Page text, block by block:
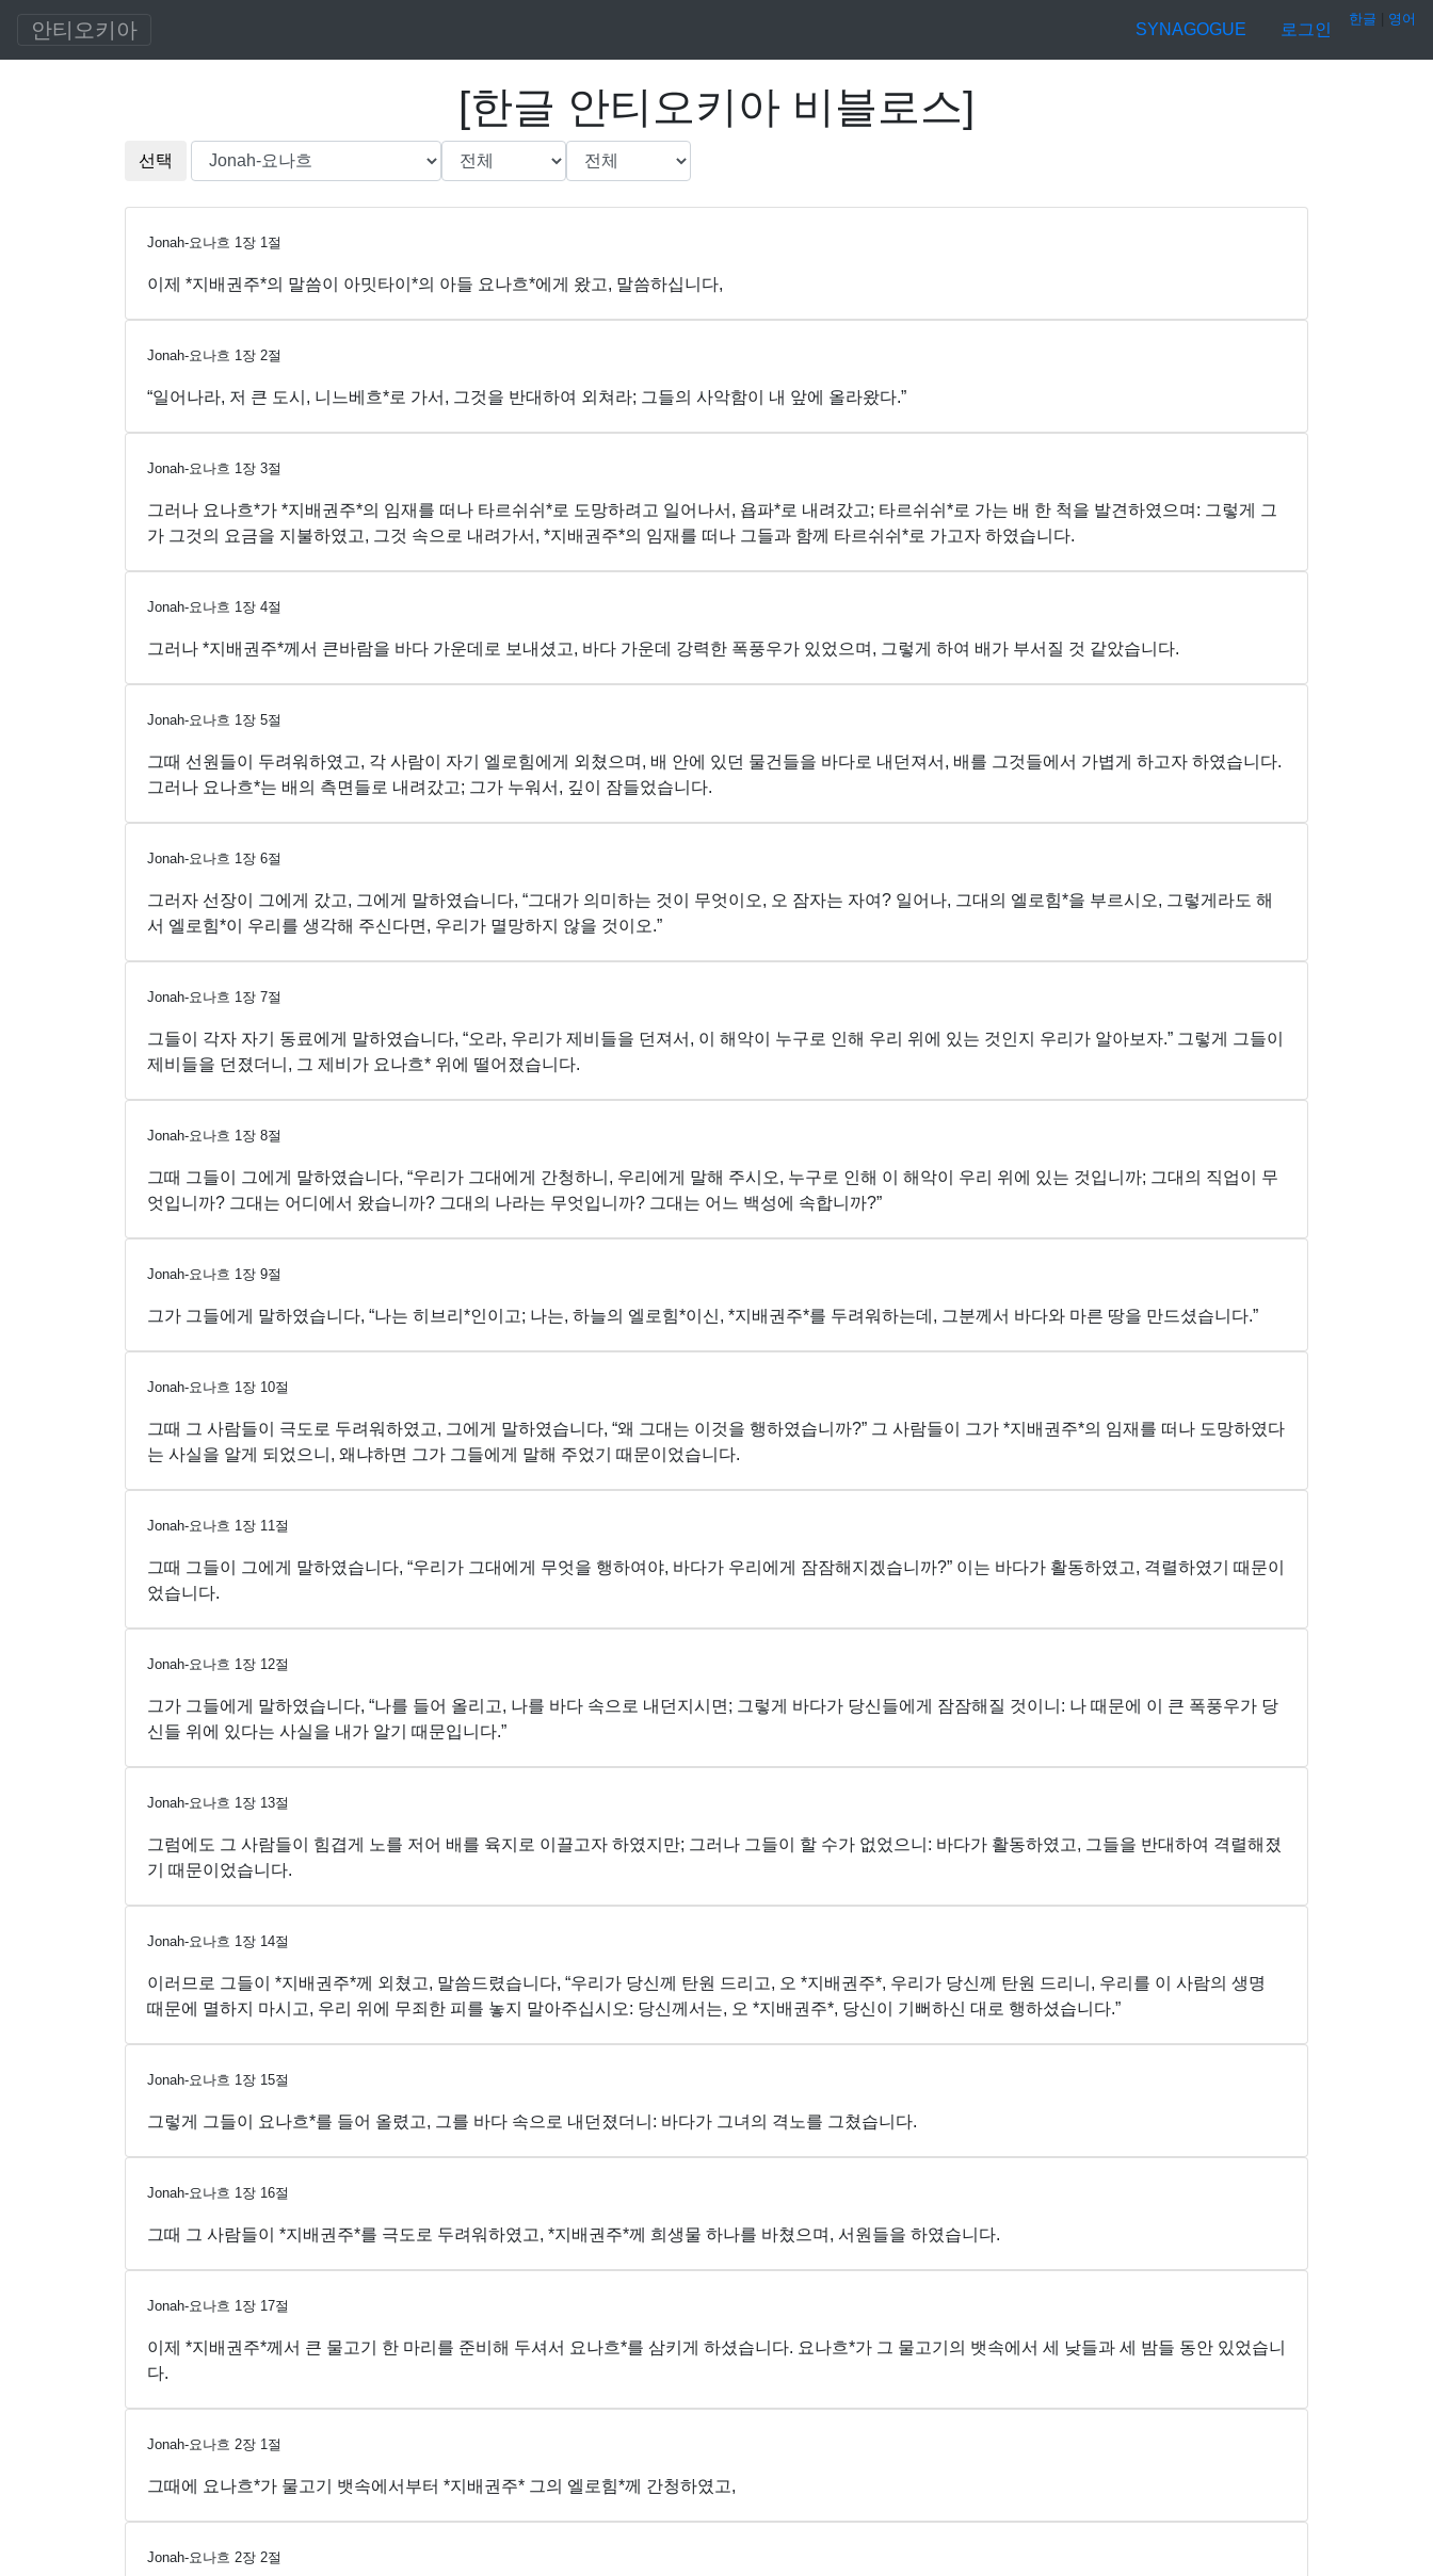
안티오키아 SYNAGOGUE 로그인
한글 영어
[한글 안티오키아 비블로스]
선택
Jonah-요나흐 1장 1절
이제 *지배권주*의 말씀이 아밋타이*의 아들 요나흐*에게 왔고, 말씀하십니다,
Jonah-요나흐 1장 2절
“일어나라, 저 큰 도시, 니느베흐*로 가서, 그것을 반대하여 외쳐라; 그들의 사악함이 내 앞에 올라왔다.”
Jonah-요나흐 1장 3절
그러나 요나흐*가 *지배권주*의 임재를 떠나 타르쉬쉬*로 도망하려고 일어나서, 욥파*로 내려갔고; 타르쉬쉬*로 가는 배 한 척을 발견하였으며: 그렇게 그
가 그것의 요금을 지불하였고, 그것 속으로 내려가서, *지배권주*의 임재를 떠나 그들과 함께 타르쉬쉬*로 가고자 하였습니다.
Jonah-요나흐 1장 4절
그러나 *지배권주*께서 큰바람을 바다 가운데로 보내셨고, 바다 가운데 강력한 폭풍우가 있었으며, 그렇게 하여 배가 부서질 것 같았습니다.
Jonah-요나흐 1장 5절
그때 선원들이 두려워하였고, 각 사람이 자기 엘로힘에게 외쳤으며, 배 안에 있던 물건들을 바다로 내던져서, 배를 그것들에서 가볍게 하고자 하였습니다.
그러나 요나흐*는 배의 측면들로 내려갔고; 그가 누워서, 깊이 잠들었습니다.
Jonah-요나흐 1장 6절
그러자 선장이 그에게 갔고, 그에게 말하였습니다, “그대가 의미하는 것이 무엇이오, 오 잠자는 자여? 일어나, 그대의 엘로힘*을 부르시오, 그렇게라도 해
서 엘로힘*이 우리를 생각해 주신다면, 우리가 멸망하지 않을 것이오.”
Jonah-요나흐 1장 7절
그들이 각자 자기 동료에게 말하였습니다, “오라, 우리가 제비들을 던져서, 이 해악이 누구로 인해 우리 위에 있는 것인지 우리가 알아보자.” 그렇게 그들이
제비들을 던졌더니, 그 제비가 요나흐* 위에 떨어졌습니다.
Jonah-요나흐 1장 8절
그때 그들이 그에게 말하였습니다, “우리가 그대에게 간청하니, 우리에게 말해 주시오, 누구로 인해 이 해악이 우리 위에 있는 것입니까; 그대의 직업이 무
엇입니까? 그대는 어디에서 왔습니까? 그대의 나라는 무엇입니까? 그대는 어느 백성에 속합니까?”
Jonah-요나흐 1장 9절
그가 그들에게 말하였습니다, “나는 히브리*인이고; 나는, 하늘의 엘로힘*이신, *지배권주*를 두려워하는데, 그분께서 바다와 마른 땅을 만드셨습니다.”
Jonah-요나흐 1장 10절
그때 그 사람들이 극도로 두려워하였고, 그에게 말하였습니다, “왜 그대는 이것을 행하였습니까?” 그 사람들이 그가 *지배권주*의 임재를 떠나 도망하였다
는 사실을 알게 되었으니, 왜냐하면 그가 그들에게 말해 주었기 때문이었습니다.
Jonah-요나흐 1장 11절
그때 그들이 그에게 말하였습니다, “우리가 그대에게 무엇을 행하여야, 바다가 우리에게 잠잠해지겠습니까?” 이는 바다가 활동하였고, 격렬하였기 때문이
었습니다.
Jonah-요나흐 1장 12절
그가 그들에게 말하였습니다, “나를 들어 올리고, 나를 바다 속으로 내던지시면; 그렇게 바다가 당신들에게 잠잠해질 것이니: 나 때문에 이 큰 폭풍우가 당
신들 위에 있다는 사실을 내가 알기 때문입니다.”
Jonah-요나흐 1장 13절
그럼에도 그 사람들이 힘겹게 노를 저어 배를 육지로 이끌고자 하였지만; 그러나 그들이 할 수가 없었으니: 바다가 활동하였고, 그들을 반대하여 격렬해졌
기 때문이었습니다.
Jonah-요나흐 1장 14절
이러므로 그들이 *지배권주*께 외쳤고, 말씀드렸습니다, “우리가 당신께 탄원 드리고, 오 *지배권주*, 우리가 당신께 탄원 드리니, 우리를 이 사람의 생명
때문에 멸하지 마시고, 우리 위에 무죄한 피를 놓지 말아주십시오: 당신께서는, 오 *지배권주*, 당신이 기뻐하신 대로 행하셨습니다.”
Jonah-요나흐 1장 15절
그렇게 그들이 요나흐*를 들어 올렸고, 그를 바다 속으로 내던졌더니: 바다가 그녀의 격노를 그쳤습니다.
Jonah-요나흐 1장 16절
그때 그 사람들이 *지배권주*를 극도로 두려워하였고, *지배권주*께 희생물 하나를 바쳤으며, 서원들을 하였습니다.
Jonah-요나흐 1장 17절
이제 *지배권주*께서 큰 물고기 한 마리를 준비해 두셔서 요나흐*를 삼키게 하셨습니다. 요나흐*가 그 물고기의 뱃속에서 세 낮들과 세 밤들 동안 있었습니
다.
Jonah-요나흐 2장 1절
그때에 요나흐*가 물고기 뱃속에서부터 *지배권주* 그의 엘로힘*께 간청하였고,
Jonah-요나흐 2장 2절